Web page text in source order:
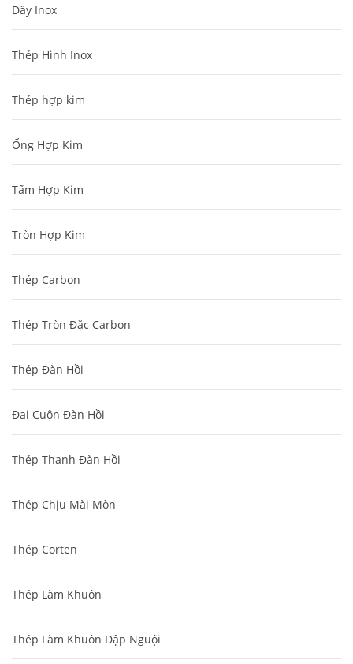
Dây Inox
Thép Hình Inox
Thép hợp kim
Ống Hợp Kim
Tấm Hợp Kim
Tròn Hợp Kim
Thép Carbon
Thép Tròn Đặc Carbon
Thép Đàn Hồi
Đai Cuộn Đàn Hồi
Thép Thanh Đàn Hồi
Thép Chịu Mài Mòn
Thép Corten
Thép Làm Khuôn
Thép Làm Khuôn Dập Nguội